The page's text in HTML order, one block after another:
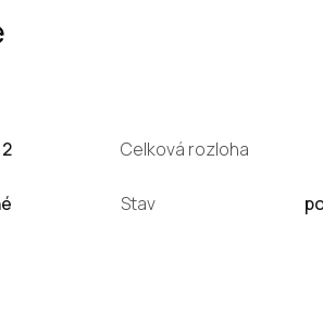
2 Celková rozloha
Stav